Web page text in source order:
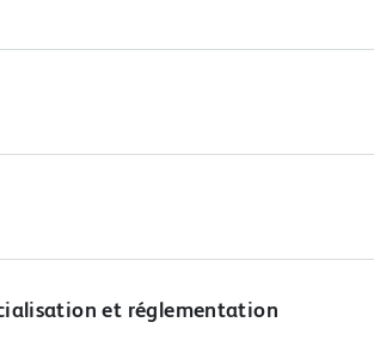
et réglementation